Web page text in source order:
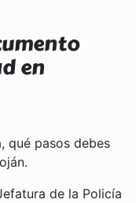
en
qué pasos debes
de la Policía